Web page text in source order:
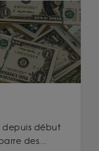
depuis début
des...